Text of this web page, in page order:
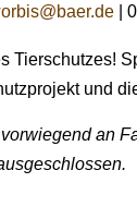
|
Tierschutzes!
und
an